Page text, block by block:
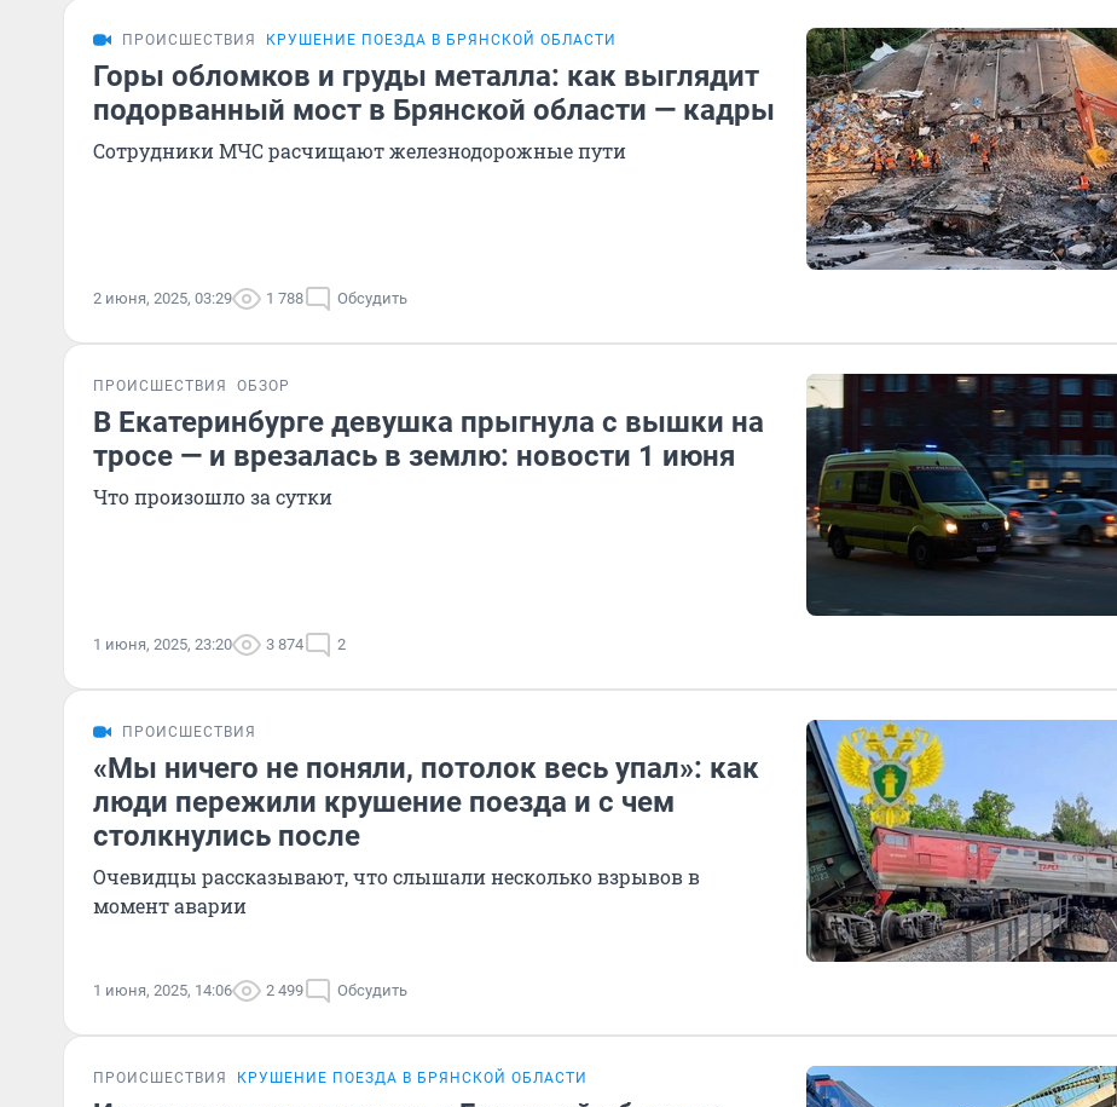
ПРОИСШЕСТВИЯ КРУШЕНИЕ ПОЕЗДА В БРЯНСКОЙ ОБЛАСТИ
Горы обломков и груды металла: как выглядит
подорванный мост в Брянской области — кадры
Сотрудники МЧС расчищают железнодорожные пути
2 июня, 2025, 03:29 1 788 Обсудить
ПРОИСШЕСТВИЯ ОБЗОР
В Екатеринбурге девушка прыгнула с вышки на
тросе — и врезалась в землю: новости 1 июня
Что произошло за сутки
1 июня, 2025, 23:20 3 874 2
ПРОИСШЕСТВИЯ
«Мы ничего не поняли, потолок весь упал»: как
люди пережили крушение поезда и с чем
столкнулись после
Очевидцы рассказывают, что слышали несколько взрывов в
момент аварии
1 июня, 2025, 14:06 2 499 Обсудить
ПРОИСШЕСТВИЯ КРУШЕНИЕ ПОЕЗДА В БРЯНСКОЙ ОБЛАСТИ